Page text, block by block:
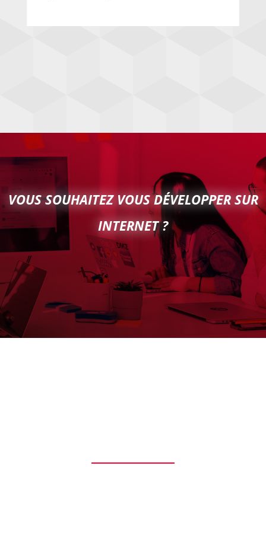
VOUS SOUHAITEZ VOUS DÉVELOPPER SUR
INTERNET ?